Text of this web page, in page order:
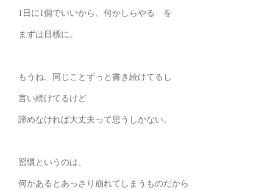
1日に1個でいいから、何かしらやる を
まずは目標に。
もうね、同じことずっと書き続けてるし
言い続けてるけど
諦めなければ大丈夫って思うしかない。
習慣というのは、
何かあるとあっさり崩れてしまうものだから